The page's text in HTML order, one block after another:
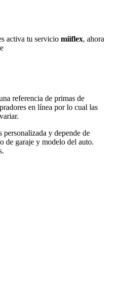
activa tu servicio miiflex, ahora
referencia de primas de
en línea por lo cual las
y depende de
de garaje y modelo del auto.